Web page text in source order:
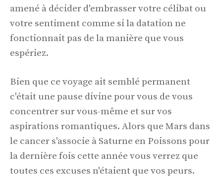
amené à décider d'embrasser votre célibat ou
votre sentiment comme si la datation ne
fonctionnait pas de la manière que vous
espériez.
Bien que ce voyage ait semblé permanent
c'était une pause divine pour vous de vous
concentrer sur vous-même et sur vos
aspirations romantiques. Alors que Mars dans
le cancer s'associe à Saturne en Poissons pour
la dernière fois cette année vous verrez que
toutes ces excuses n'étaient que vos peurs.